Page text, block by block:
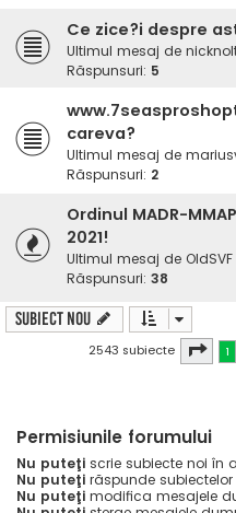
Ce zice?i despre
Ultimul mesaj de
Răspunsuri: 5
careva?
Ultimul mesaj de
Răspunsuri: 2
Ordinul MADR-
2021!
Ultimul mesaj de OldSVF
Răspunsuri: 38
Subiect nou
2543 subiecte 1
Permisiunile forumului
Nu puteţi scrie subiecte noi în
Nu puteţi răspunde
Nu puteţi modifica mesajele